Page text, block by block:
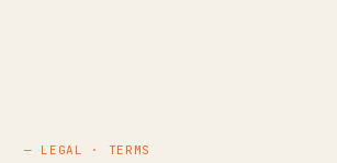
— LEGAL · TERMS